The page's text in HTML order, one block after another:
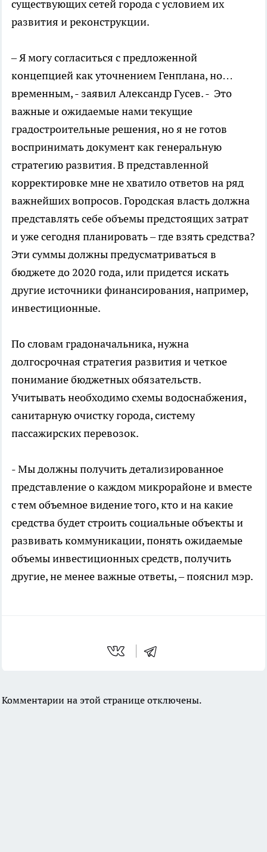
существующих сетей города с условием их
развития и реконструкции.
– Я могу согласиться с предложенной
концепцией как уточнением Генплана, но…
временным, - заявил Александр Гусев. - Это
важные и ожидаемые нами текущие
градостроительные решения, но я не готов
воспринимать документ как генеральную
стратегию развития. В представленной
корректировке мне не хватило ответов на ряд
важнейших вопросов. Городская власть должна
представлять себе объемы предстоящих затрат
и уже сегодня планировать – где взять средства?
Эти суммы должны предусматриваться в
бюджете до 2020 года, или придется искать
другие источники финансирования, например,
инвестиционные.
По словам градоначальника, нужна
долгосрочная стратегия развития и четкое
понимание бюджетных обязательств.
Учитывать необходимо схемы водоснабжения,
санитарную очистку города, систему
пассажирских перевозок.
- Мы должны получить детализированное
представление о каждом микрорайоне и вместе
с тем объемное видение того, кто и на какие
средства будет строить социальные объекты и
развивать коммуникации, понять ожидаемые
объемы инвестиционных средств, получить
другие, не менее важные ответы, – пояснил мэр.
Комментарии на этой странице отключены.